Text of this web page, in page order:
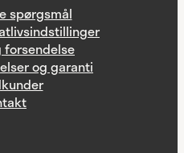
spørgsmål
forsendelse
og garanti